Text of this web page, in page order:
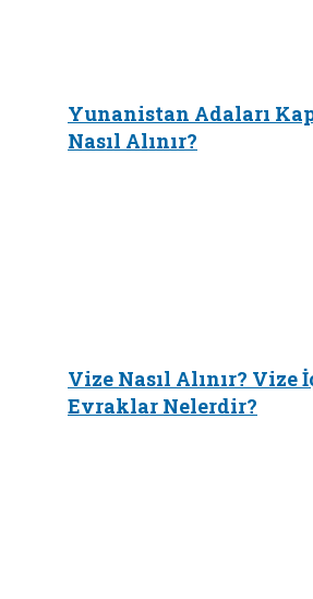
Yunanistan Adaları
Nasıl Alınır?
Vize Nasıl Alınır? Vize
Evraklar Nelerdir?